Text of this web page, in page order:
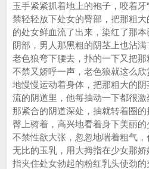
玉手紧紧抓着地上的袍子，咬着牙
禁轻轻放下处女的臀部，把那粗
的处女鲜血流了出来，染红了那
阴部，男人那黑粗的阴茎上也沾满
老色狼弯下腰去，扑的一下又把
不禁又娇呼一声，老色狼就这么
地慢慢运动着身体，把那粗大的
流的阴道里，他每抽动一下都很
那紧合的阴道深处，抽就转着圈
臀上骑着，高兴地看着身下美丽的
不禁性欲大张，忽忽地喘着粗气
无比的玉乳，用大拇指在少女那
指夹住处女勃起的粉红乳头使劲